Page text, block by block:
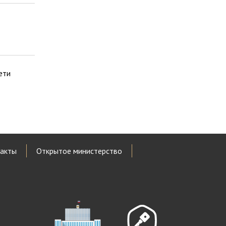
Открытое министерство